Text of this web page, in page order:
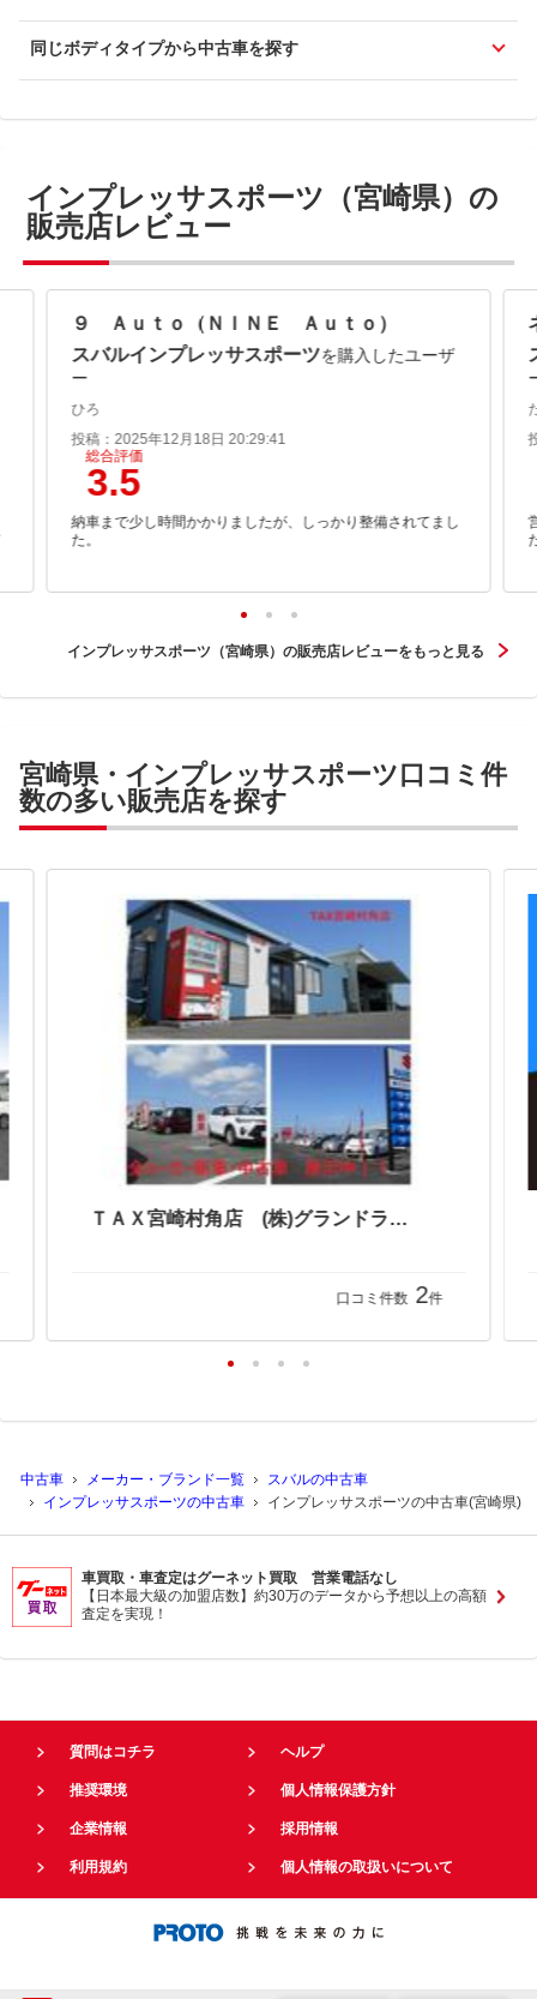
同じボディタイプから中古車を探す
インプレッサスポーツ（宮崎県）の
販売店レビュー
９ Ａｕｔｏ（ＮＩＮＥ Ａｕｔｏ）
スバルインプレッサスポーツを購入したユーザ
ー
ひろ
投稿：2025年12月18日 20:29:41
総合評価
3.5
納車まで少し時間かかりましたが、しっかり整備されてまし
た。
インプレッサスポーツ（宮崎県）の販売店レビューをもっと見る
宮崎県・インプレッサスポーツ口コミ件
数の多い販売店を探す
ＴＡＸ宮崎村角店 (株)グランドライン
口コミ件数 2件
中古車 メーカー・ブランド一覧
スバルの中古車
インプレッサスポーツの中古車
インプレッサスポーツの中古車(宮崎県)
車買取・車査定はグーネット買取 営業電話なし
【日本最大級の加盟店数】約30万のデータから予想以上の高額
査定を実現！
質問はコチラ ヘルプ
推奨環境 個人情報保護方針
企業情報 採用情報
利用規約 個人情報の取扱いについて